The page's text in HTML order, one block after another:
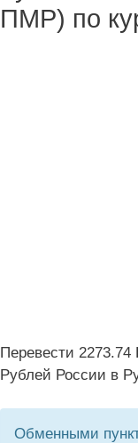
ПМР) по
Перевести 2273.74
Рублей России в
Обменными